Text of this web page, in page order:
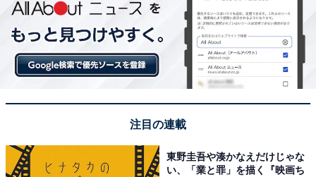
注目の連載
東野圭吾や湊かなえだけじゃな
い、「業と罪」を描く『映画ち